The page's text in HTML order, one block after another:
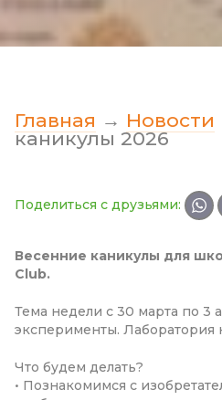
Главная → Новости
каникулы 2026
Поделиться с друзьями:
Весенние каникулы для
Club.
Тема недели с 30 марта по 3
эксперименты. Лаборатория
Что будем делать?
• Познакомимся с